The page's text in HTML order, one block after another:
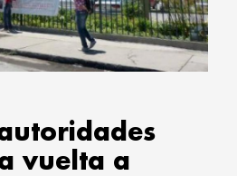
vuelta a